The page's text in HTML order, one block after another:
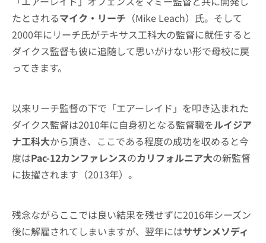
たとされるマイク・リーチ （Mike Leach）氏。そして
2000年にリーチ氏がテキサス工科大の監督に就任すると
ダイクス監督も彼に追随して思いがけない形で母校に戻
ってきます。
以来リーチ監督の下で「エアーレイド」を叩き込まれた
ダイクス監督は2010年に自身初となる監督職をルイジア
ナ工科大から頂き、ここである程度の成功を収めると今
度はPac-12カンファレンスのカリフォルニア大の新監督
に抜擢されます（2013年）。
残念ながらここでは良い結果を残せずに2016年シーズン
後に解雇されてしまいますが、翌年にはサザンメソディ